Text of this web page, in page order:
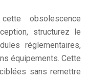
obsolescence
structurez le
réglementaires,
équipements. Cette
sans remettre